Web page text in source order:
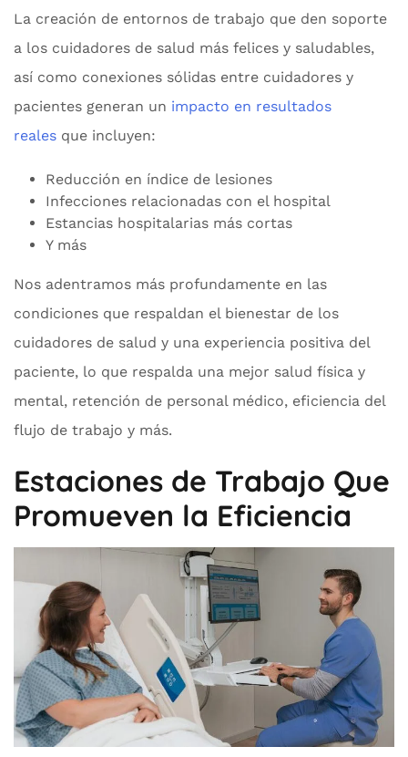
La creación de entornos de trabajo que den soporte
a los cuidadores de salud más felices y saludables,
así como conexiones sólidas entre cuidadores y
pacientes generan un impacto en resultados
reales que incluyen:
Reducción en índice de lesiones
Infecciones relacionadas con el hospital
Estancias hospitalarias más cortas
Y más
Nos adentramos más profundamente en las
condiciones que respaldan el bienestar de los
cuidadores de salud y una experiencia positiva del
paciente, lo que respalda una mejor salud física y
mental, retención de personal médico, eficiencia del
flujo de trabajo y más.
Estaciones de Trabajo Que
Promueven la Eficiencia